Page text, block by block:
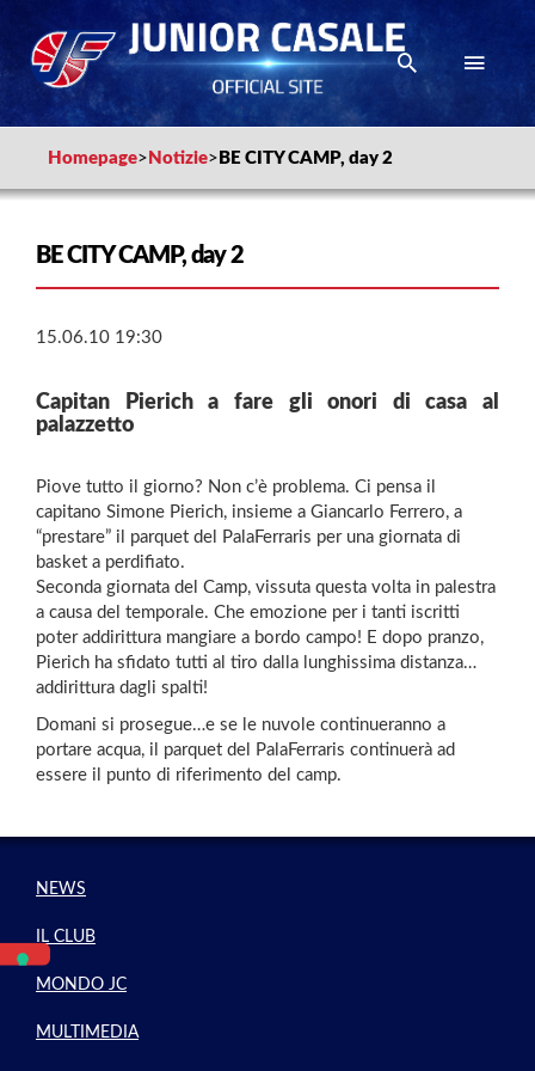
Homepage> Notizie> BE CITY CAMP, day 2
BE CITY CAMP, day 2
15.06.10 19:30
Capitan Pierich a fare gli onori di casa al
palazzetto
Piove tutto il giorno? Non c’è problema. Ci pensa il
capitano Simone Pierich, insieme a Giancarlo Ferrero, a
“prestare” il parquet del PalaFerraris per una giornata di
basket a perdifiato.
Seconda giornata del Camp, vissuta questa volta in palestra
a causa del temporale. Che emozione per i tanti iscritti
poter addirittura mangiare a bordo campo! E dopo pranzo,
Pierich ha sfidato tutti al tiro dalla lunghissima distanza…
addirittura dagli spalti!
Domani si prosegue…e se le nuvole continueranno a
portare acqua, il parquet del PalaFerraris continuerà ad
essere il punto di riferimento del camp.
NEWS
IL CLUB
MONDO JC
MULTIMEDIA